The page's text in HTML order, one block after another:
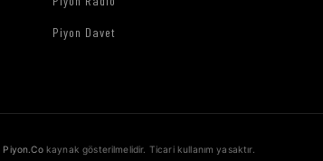
Piyon Davet
Piyon.Cokaynak gösterilmelidir. Ticari kullanım yasaktır.